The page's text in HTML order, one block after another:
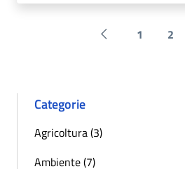
Pagina precedente
1 2
Categorie
Agricoltura (3)
Ambiente (7)